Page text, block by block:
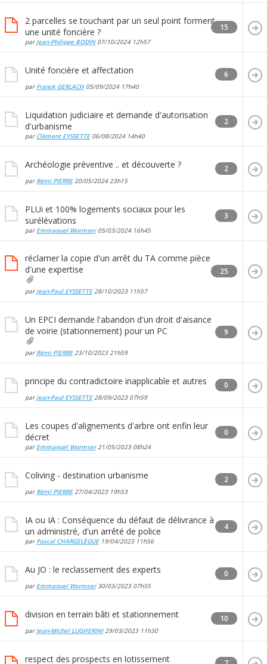
2 parcelles se touchant par un seul point forment
une unité foncière ?
par Jean-Philippe BODIN07/10/2024 12h57
15
Unité foncière et affectation
par Franck GERLACH05/09/2024 17h40
6
Liquidation judiciaire et demande d'autorisation
d'urbanisme
par Clément EYSSETTE06/08/2024 14h40
2
Archéologie préventive .. et découverte ?
par Rémi PIERRE20/05/2024 23h15
2
PLUi et 100% logements sociaux pour les
surélévations
par Emmanuel Wormser05/03/2024 16h45
3
réclamer la copie d'un arrêt du TA comme pièce
d'une expertise
par Jean-Paul EYSSETTE28/10/2023 11h57
25
Un EPCI demande l'abandon d'un droit d'aisance
de voirie (stationnement) pour un PC
par Rémi PIERRE23/10/202321h59
9
principe du contradictoire inapplicable et autres
par Jean-Paul EYSSETTE28/09/2023 07h59
0
Les coupes d'alignements d'arbre ont enfin leur
décret
par Emmanuel Wormser21/05/2023 08h24
0
Coliving - destination urbanisme
par Rémi PIERRE27/04/2023 19h53
2
IA ou IA : Conséquence du défaut de délivrance à
un administré, d'un arrêté de police
par Pascal CHARGELÈGUE19/04/2023 11h56
4
Au JO : le reclassement des experts
par Emmanuel Wormser30/03/2023 07h55
0
division en terrain bâti et stationnement
par Jean-Michel LUGHERINI29/03/2023 11h30
10
respect des prospects en lotissement